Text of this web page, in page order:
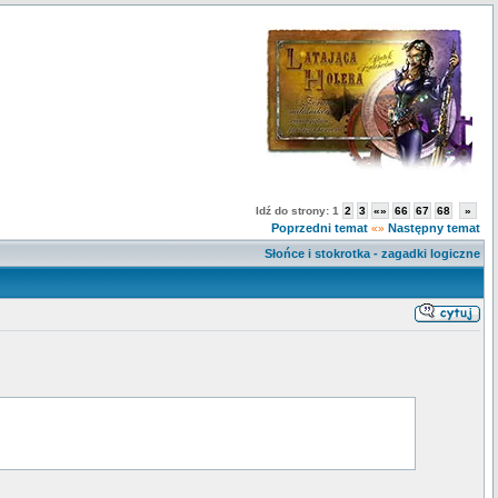
Idź do strony: 1 2 3 «» 66 67 68 »
Poprzedni temat «» Następny temat
Słońce i stokrotka - zagadki logiczne